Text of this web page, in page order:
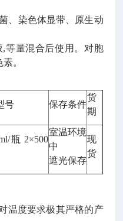
、染色体显带、原生动
等量混合后使用。对胞
。
号 保存条件
货
期
瓶 2×500
室温环境
中
遮光保存
现
货
温度要求极其严格的产